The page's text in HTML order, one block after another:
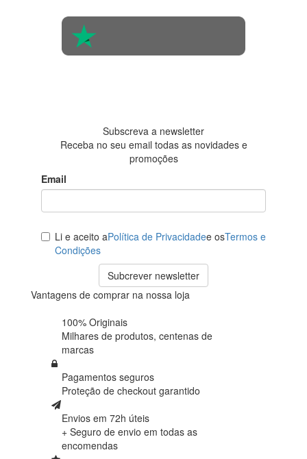
Subscreva a newsletter
Receba no seu email todas as novidades e
promoções
Email
Li e aceito aPolítica de Privacidadee osTermos e
Condições
Subcrever newsletter
Vantagens de comprar na nossa loja
100% Originais
Milhares de produtos, centenas de
marcas
Pagamentos seguros
Proteção de checkout garantido
Envios em 72h úteis
+ Seguro de envio em todas as
encomendas